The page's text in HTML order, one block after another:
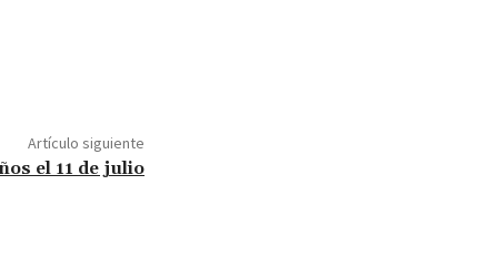
Artículo siguiente
el 11 de julio